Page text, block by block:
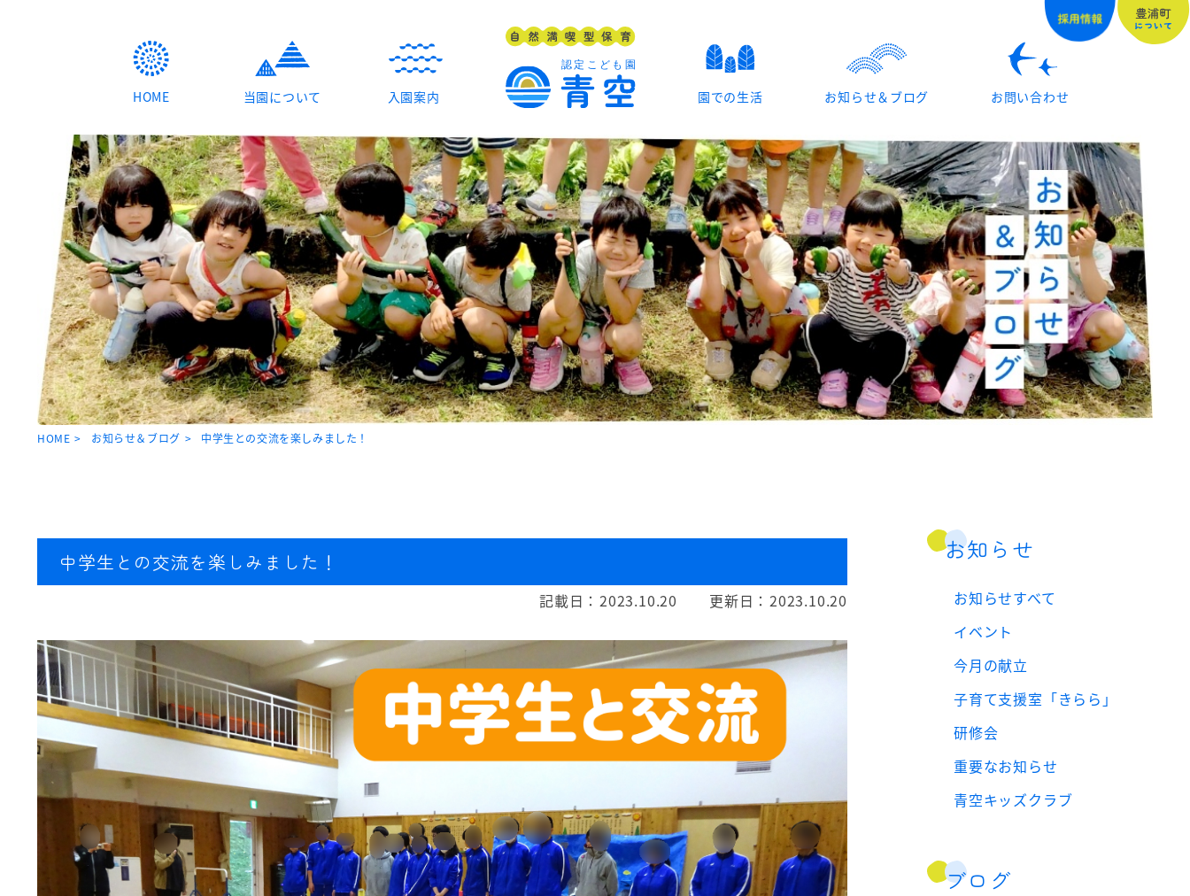
HOME 当園について 入園案内 園での生活 お知らせ＆ブログ お問い合わせ
HOME お知らせ＆ブログ 中学生との交流を楽しみました！
中学生との交流を楽しみました！
記載日： 2023.10.20 更新日： 2023.10.20
お知らせ
お知らせすべて
イベント
今月の献立
子育て支援室「きらら」
研修会
重要なお知らせ
青空キッズクラブ
ブログ